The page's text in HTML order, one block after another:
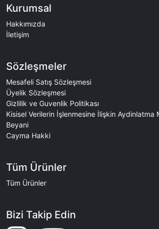
Kurumsal
Hakkımızda
İletişim
Sözleşmeler
Mesafeli Satış Sözleşmesi
Üyelik Sözleşmesi
Gizlilik ve Guvenlik Politikası
Kisisel Verilerin İşlenmesine İlişkin Aydinlatma
Beyani
Cayma Hakki
Tüm Ürünler
Tüm Ürünler
Bizi Takip Edin